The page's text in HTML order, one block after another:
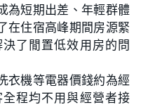
為短期出差、年輕群體
在住宿高峰期間房源緊
了閒置低效用房的問
衣機等電器價錢約為經
程均不用與經營者接